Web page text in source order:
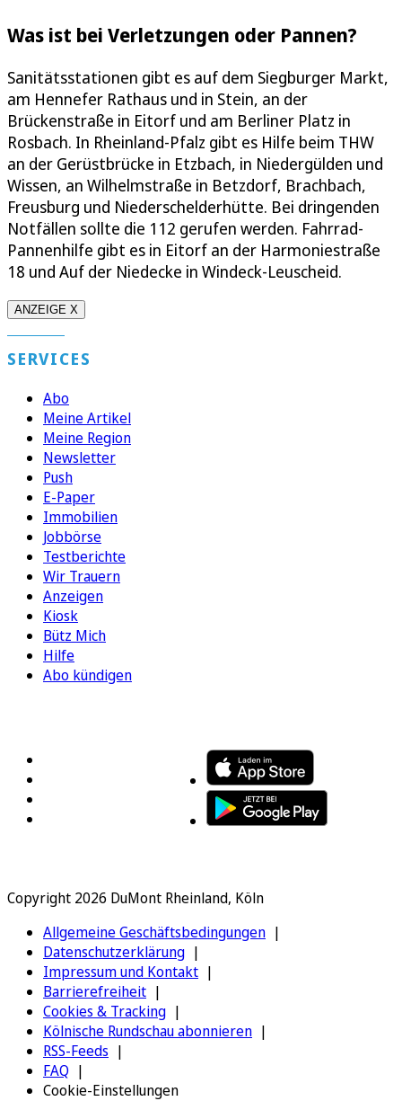
Was ist bei Verletzungen oder Pannen?
Sanitätsstationen gibt es auf dem Siegburger Markt,
am Hennefer Rathaus und in Stein, an der
Brückenstraße in Eitorf und am Berliner Platz in
Rosbach. In Rheinland-Pfalz gibt es Hilfe beim THW
an der Gerüstbrücke in Etzbach, in Niedergülden und
Wissen, an Wilhelmstraße in Betzdorf, Brachbach,
Freusburg und Niederschelderhütte. Bei dringenden
Notfällen sollte die 112 gerufen werden. Fahrrad-
Pannenhilfe gibt es in Eitorf an der Harmoniestraße
18 und Auf der Niedecke in Windeck-Leuscheid.
ANZEIGE X
SERVICES
Abo
Meine Artikel
Meine Region
Newsletter
Push
E-Paper
Immobilien
Jobbörse
Testberichte
Wir Trauern
Anzeigen
Kiosk
Bütz Mich
Hilfe
Abo kündigen
Copyright 2026 DuMont Rheinland, Köln
Allgemeine Geschäftsbedingungen
Datenschutzerklärung
Impressum und Kontakt
Barrierefreiheit
Cookies & Tracking
Kölnische Rundschau abonnieren
RSS-Feeds
FAQ
Cookie-Einstellungen